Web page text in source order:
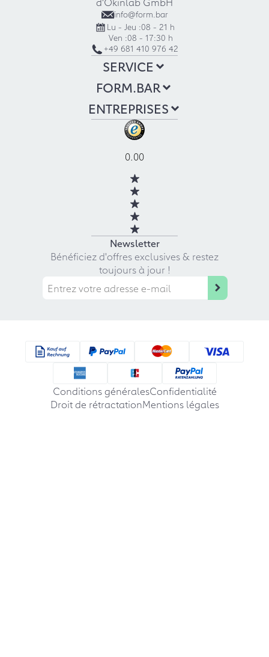
info@form.bar
Lu - Jeu :08 - 21 h
Ven :08 - 17:30 h
+49 681 410 976 42
SERVICE
FORM.BAR
ENTREPRISES
0.00
Newsletter
Bénéficiez d'offres exclusives & restez
toujours à jour !
Conditions généralesConfidentialité
Droit de rétractationMentions légales